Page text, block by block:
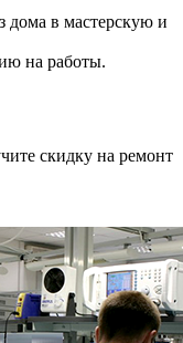
дома в мастерскую и
на работы.
скидку на ремонт